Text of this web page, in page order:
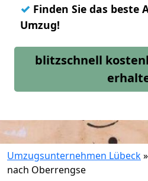
✓ Finden Sie das beste
Umzug!
blitzschnell
Umzugsunternehmen Lübeck»
nach Oberrengse